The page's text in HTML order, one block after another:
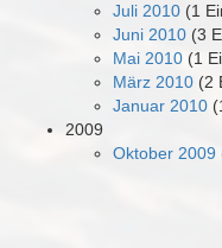
Juli 2010 (1
Juni 2010 (3
Mai 2010 (1
März 2010 (2
Januar 2010
2009
Oktober 2009